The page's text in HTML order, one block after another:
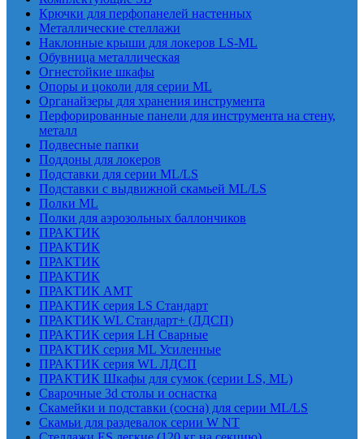
Крючки для перфопанелей настенных
Металлические стеллажи
Наклонные крыши для локеров LS-ML
Обувница металлическая
Огнестойкие шкафы
Опоры и цоколи для серии ML
Органайзеры для хранения инструмента
Перфорированные панели для инструмента на стену,
металл
Подвесные папки
Поддоны для локеров
Подставки для серии ML/LS
Подставки с выдвижной скамьей ML/LS
Полки ML
Полки для аэрозольных баллончиков
ПРАКТИК
ПРАКТИК
ПРАКТИК
ПРАКТИК
ПРАКТИК AMT
ПРАКТИК cерия LS Стандарт
ПРАКТИК WL Стандарт+ (ЛДСП)
ПРАКТИК серия LH Сварные
ПРАКТИК серия ML Усиленные
ПРАКТИК серия WL ЛДСП
ПРАКТИК Шкафы для сумок (серии LS, ML)
Сварочные 3d столы и оснастка
Скамейки и подставки (сосна) для серии ML/LS
Скамьи для раздевалок серии W NT